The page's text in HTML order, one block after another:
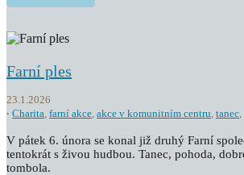
Farní ples
23.1.2026
Charita, farní akce, akce v komunitním centru, tanec,
V pátek 6. února se konal již druhý Farní
tentokrát s živou hudbou. Tanec, pohoda,
tombola.